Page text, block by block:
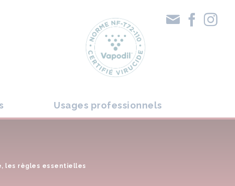
Usages professionnels
les règles essentielles